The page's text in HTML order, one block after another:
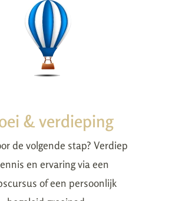
& verdieping
de volgende stap? Verdiep
en ervaring via een
of een persoonlijk